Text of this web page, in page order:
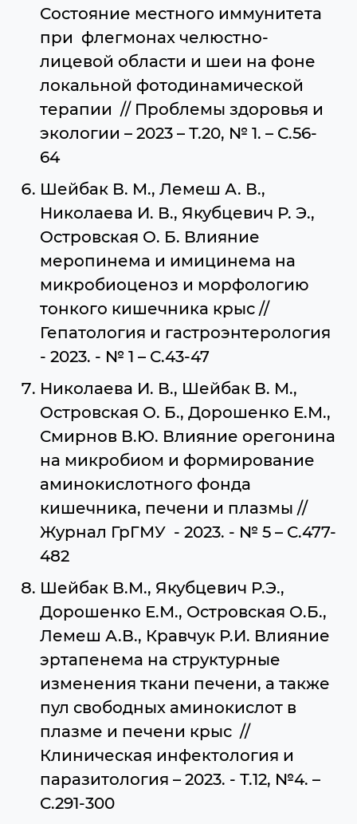
Состояние местного иммунитета
при флегмонах челюстно-
лицевой области и шеи на фоне
локальной фотодинамической
терапии // Проблемы здоровья и
экологии – 2023 – Т.20, № 1. – С.56-
64
Шейбак В. М., Лемеш А. В.,
Николаева И. В., Якубцевич Р. Э.,
Островская О. Б. Влияние
меропинема и имицинема на
микробиоценоз и морфологию
тонкого кишечника крыс //
Гепатология и гастроэнтерология
- 2023. - № 1 – С.43-47
Николаева И. В., Шейбак В. М.,
Островская О. Б., Дорошенко Е.М.,
Смирнов В.Ю. Влияние орегонина
на микробиом и формирование
аминокислотного фонда
кишечника, печени и плазмы //
Журнал ГрГМУ - 2023. - № 5 – С.477-
482
Шейбак В.М., Якубцевич Р.Э.,
Дорошенко Е.М., Островская О.Б.,
Лемеш А.В., Кравчук Р.И. Влияние
эртапенема на структурные
изменения ткани печени, а также
пул свободных аминокислот в
плазме и печени крыс //
Клиническая инфектология и
паразитология – 2023. - Т.12, №4. –
С.291-300